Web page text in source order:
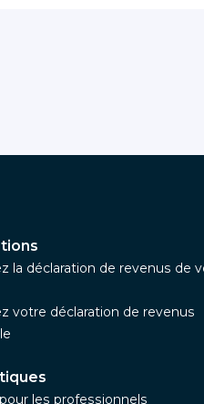
la déclaration de revenus de
votre déclaration de revenus
les professionnels